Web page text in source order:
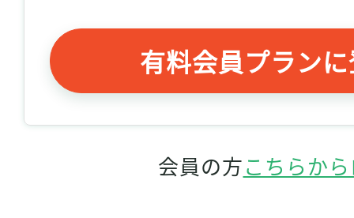
有料会員プラン
会員の方こちらか